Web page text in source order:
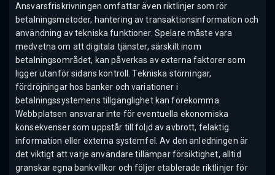
Ansvarsfriskrivningen omfattar även riktlinjer som rör
betalningsmetoder, hantering av transaktionsinformation och
användning av tekniska funktioner. Spelare måste vara
medvetna om att digitala tjänster, särskilt inom
betalningsområdet, kan påverkas av externa faktorer som
ligger utanför sidans kontroll. Tekniska störningar,
fördröjningar hos banker och variationer i
betalningssystemens tillgänglighet kan förekomma.
Webbplatsen ansvarar inte för eventuella ekonomiska
konsekvenser som uppstår till följd av avbrott, felaktig
information eller externa systemfel. Av den anledningen är
det viktigt att varje användare tillämpar försiktighet, alltid
granskar egna bankvillkor och följer etablerade riktlinjer för